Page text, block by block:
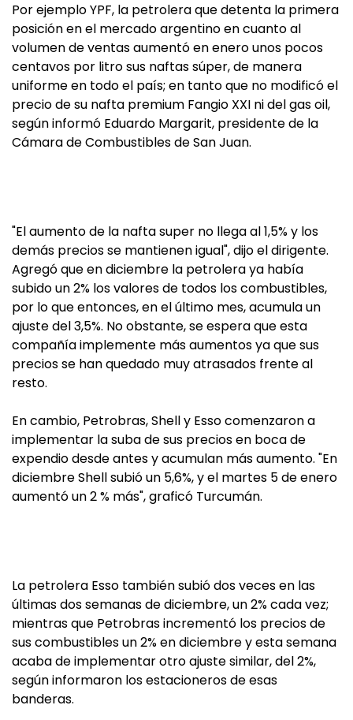
Por ejemplo YPF, la petrolera que detenta la primera
posición en el mercado argentino en cuanto al
volumen de ventas aumentó en enero unos pocos
centavos por litro sus naftas súper, de manera
uniforme en todo el país; en tanto que no modificó el
precio de su nafta premium Fangio XXI ni del gas oil,
según informó Eduardo Margarit, presidente de la
Cámara de Combustibles de San Juan.
"El aumento de la nafta super no llega al 1,5% y los
demás precios se mantienen igual", dijo el dirigente.
Agregó que en diciembre la petrolera ya había
subido un 2% los valores de todos los combustibles,
por lo que entonces, en el último mes, acumula un
ajuste del 3,5%. No obstante, se espera que esta
compañía implemente más aumentos ya que sus
precios se han quedado muy atrasados frente al
resto.
En cambio, Petrobras, Shell y Esso comenzaron a
implementar la suba de sus precios en boca de
expendio desde antes y acumulan más aumento. "En
diciembre Shell subió un 5,6%, y el martes 5 de enero
aumentó un 2 % más", graficó Turcumán.
La petrolera Esso también subió dos veces en las
últimas dos semanas de diciembre, un 2% cada vez;
mientras que Petrobras incrementó los precios de
sus combustibles un 2% en diciembre y esta semana
acaba de implementar otro ajuste similar, del 2%,
según informaron los estacioneros de esas
banderas.